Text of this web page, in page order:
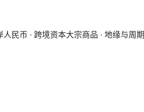
人民币 · 跨境资本大宗商品 · 地缘与周期